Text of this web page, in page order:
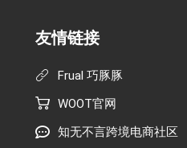
友情链接
Frual 巧豚豚
WOOT官网
知无不言跨境电商社区